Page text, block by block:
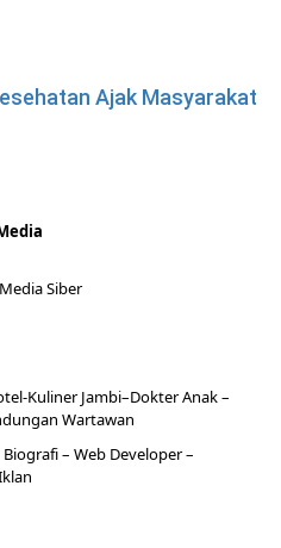
Ajak Masyarakat
Siber
-KulinerJambi–DokterAnak –
Wartawan
Biografi– Web Developer–